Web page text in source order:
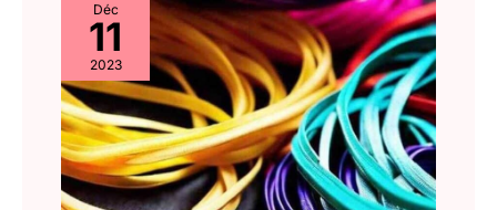
Déc
11
2023